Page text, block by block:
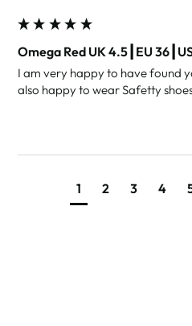
Omega Red UK 4.5┃EU
I am very happy to have found
also happy to wear Safetty
1 2 3 4